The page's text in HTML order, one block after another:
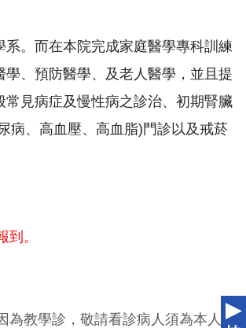
。而在本院完成家庭醫學專科訓練
、預防醫學、及老人醫學，並且提
見病症及慢性病之診治、初期腎臟
病、高血壓、高血脂)門診以及戒菸
。
教學診，敬請看診病人須為本人